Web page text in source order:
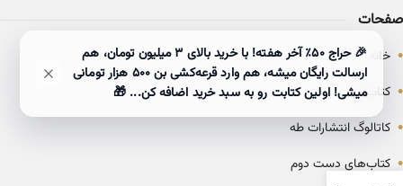
صفحات
• خانه
• کتاب‌ها
• کاتالوگ انتشارات طه
• کتاب‌های دست دوم
🎉 حراج ۵۰٪ آخر هفته! با خرید بالای 3 میلیون تومان، هم
ارسالت رایگان میشه، هم وارد قرعه‌کشی بن ۵۰۰ هزار تومانی
میشی! اولین کتابت رو به سبد خرید اضافه کن... 🎁